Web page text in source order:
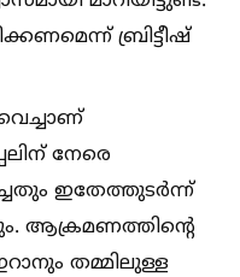
ബ്രിട്ടീഷ്
നേരെ
ഇതേത്തുടർന്ന്
ആക്രമണത്തിന്റെ
തമ്മിലുള്ള